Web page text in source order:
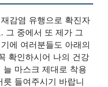
감염 유행으로 확진자
그 중에서 또 제가 그
에 여러분들도 아래의
확인하시어 나의 건강
마스크 제대로 착용
들여주시기 바랍니